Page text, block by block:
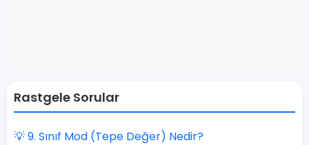
Rastgele Sorular
💡 9. Sınıf Mod (Tepe Değer) Nedir?